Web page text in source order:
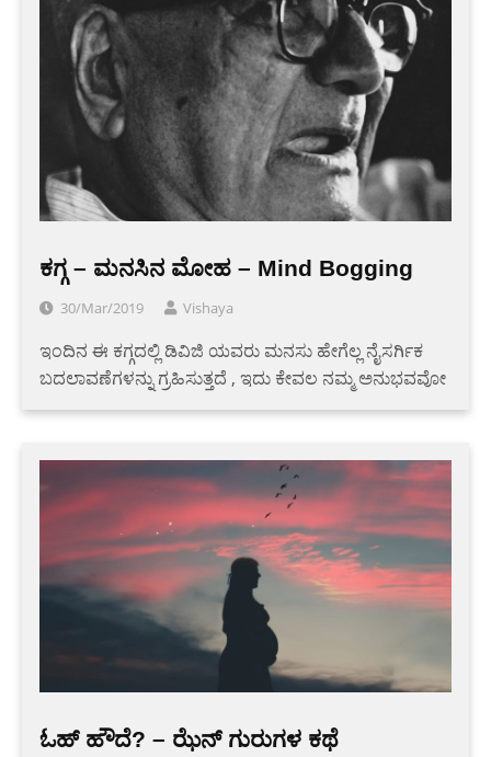
ಕಗ್ಗ – ಮನಸಿನ ಮೋಹ – Mind Bogging
30/Mar/2019 Vishaya
ಇಂದಿನ ಈ ಕಗ್ಗದಲ್ಲಿ ಡಿವಿಜಿ ಯವರು ಮನಸು ಹೇಗೆಲ್ಲ ನೈಸರ್ಗಿಕ
ಬದಲಾವಣೆಗಳನ್ನು ಗ್ರಹಿಸುತ್ತದೆ , ಇದು ಕೇವಲ ನಮ್ಮ ಅನುಭವವೋ
ಓಹ್ ಹೌದೆ? – ಝೆನ್ ಗುರುಗಳ ಕಥೆ